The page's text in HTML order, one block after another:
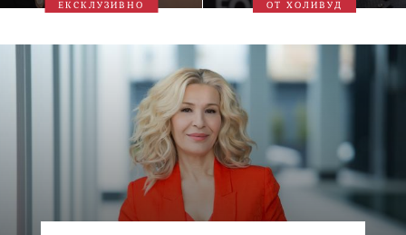
ЕКСКЛУЗИВНО ОТ ХОЛИВУД